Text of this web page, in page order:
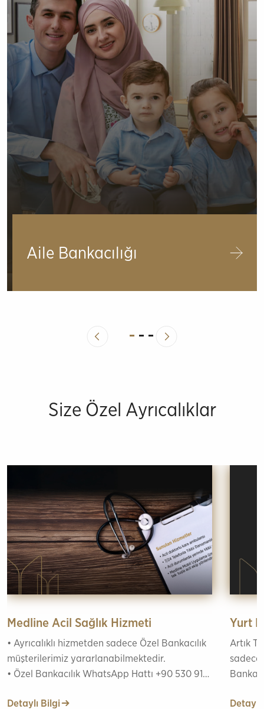
Aile Bankacılığı
Size Özel Ayrıcalıklar
Medline Acil Sağlık Hizmeti
• Ayrıcalıklı hizmetden sadece Özel Bankacılık
müşterilerimiz yararlanabilmektedir.
• Özel Bankacılık WhatsApp Hattı +90 530 917
• Bankamız sorumluluğu ayrıcalıklı hizmetler ile
Detaylı Bilgi
Yurt
Artık
sadece